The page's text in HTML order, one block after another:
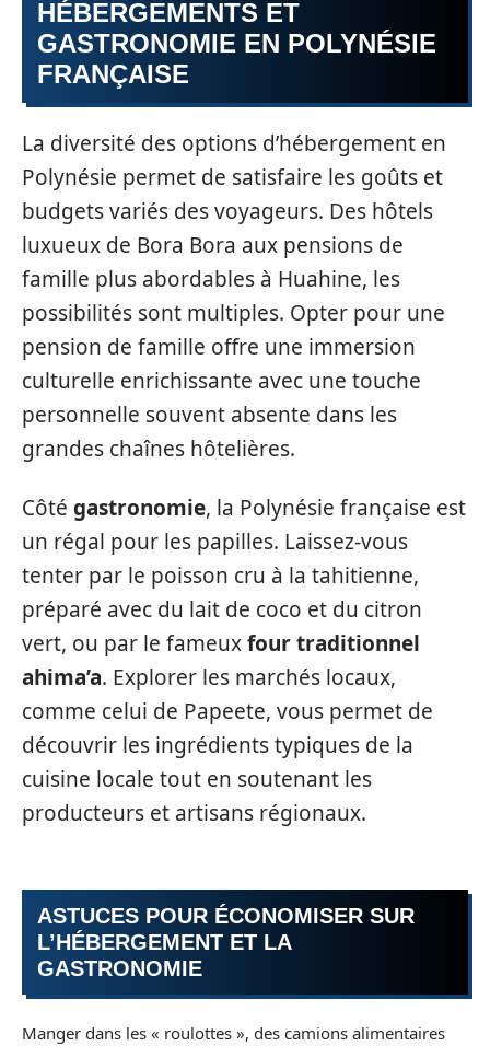
HÉBERGEMENTS ET
GASTRONOMIE EN POLYNÉSIE
FRANÇAISE
La diversité des options d’hébergement en
Polynésie permet de satisfaire les goûts et
budgets variés des voyageurs. Des hôtels
luxueux de Bora Bora aux pensions de
famille plus abordables à Huahine, les
possibilités sont multiples. Opter pour une
pension de famille offre une immersion
culturelle enrichissante avec une touche
personnelle souvent absente dans les
grandes chaînes hôtelières.
Côté gastronomie, la Polynésie française est
un régal pour les papilles. Laissez-vous
tenter par le poisson cru à la tahitienne,
préparé avec du lait de coco et du citron
vert, ou par le fameuxfour traditionnel
ahima’a. Explorer les marchés locaux,
comme celui de Papeete, vous permet de
découvrir les ingrédients typiques de la
cuisine locale tout en soutenant les
producteurs et artisans régionaux.
ASTUCES POUR ÉCONOMISER SUR
L’HÉBERGEMENT ET LA
GASTRONOMIE
Manger dans les « roulottes », des camions alimentaires